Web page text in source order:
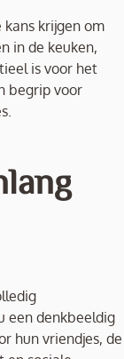
krijgen om
in de keuken,
is voor het
begrip voor
een denkbeeldig
hun vriendjes, de